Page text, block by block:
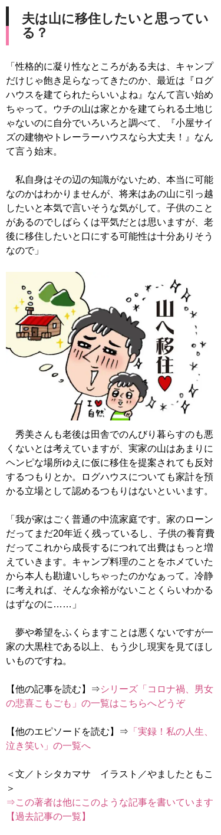
夫は山に移住したいと思ってい
る？
「性格的に凝り性なところがある夫は、キャンプ
だけじゃ飽き足らなってきたのか、最近は『ログ
ハウスを建てられたらいいよね』なんて言い始め
ちゃって。ウチの山は家とかを建てられる土地じ
ゃないのに自分でいろいろと調べて、『小屋サイ
ズの建物やトレーラーハウスなら大丈夫！』なん
て言う始末。
私自身はその辺の知識がないため、本当に可能
なのかはわかりませんが、将来はあの山に引っ越
したいと本気で言いそうな気がして。子供のこと
があるのでしばらくは平気だとは思いますが、老
後に移住したいと口にする可能性は十分ありそう
なので」
秀美さんも老後は田舎でのんびり暮らすのも悪
くないとは考えていますが、実家の山はあまりに
ヘンピな場所ゆえに仮に移住を提案されても反対
するつもりとか。ログハウスについても家計を預
かる立場として認めるつもりはないといいます。
「我が家はごく普通の中流家庭です。家のローン
だってまだ20年近く残っているし、子供の養育費
だってこれから成長するにつれて出費はもっと増
えていきます。キャンプ料理のことをホメていた
から本人も勘違いしちゃったのかなぁって。冷静
に考えれば、そんな余裕がないことくらいわかる
はずなのに……」
夢や希望をふくらますことは悪くないですが一
家の大黒柱である以上、もう少し現実を見てほし
いものですね。
【他の記事を読む】⇒シリーズ「コロナ禍、男女
の悲喜こもごも」の一覧はこちらへどうぞ
【他のエピソードを読む】⇒ 「実録！私の人生、
泣き笑い」の一覧へ
＜文／トシタカマサ イラスト／やましたともこ
⇒この著者は他にこのような記事を書いています
【過去記事の一覧】